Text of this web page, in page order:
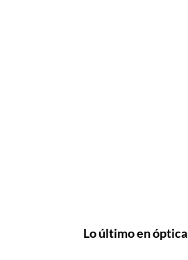
Lo último en óptica